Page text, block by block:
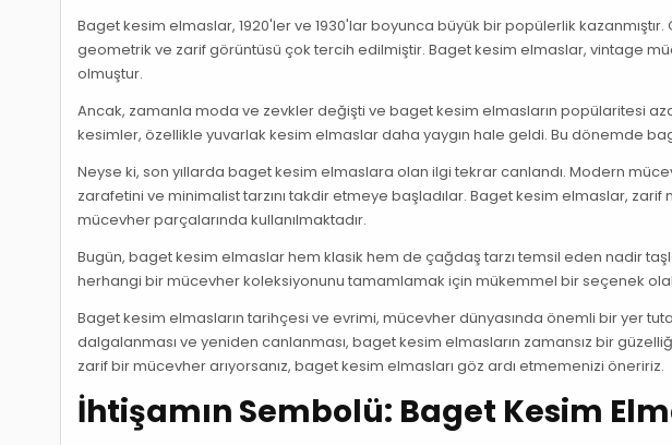
Baget kesim elmaslar, 1920'ler ve 1930'lar boyunca büyük bir popülerlik
geometrik ve zarif görüntüsü çok tercih edilmiştir. Baget kesim elmaslar, vintage
olmuştur.
Ancak, zamanla moda ve zevkler değişti ve baget kesim elmasların popülaritesi
kesimler, özellikle yuvarlak kesim elmaslar daha yaygın hale geldi. Bu dönemde
Neyse ki, son yıllarda baget kesim elmaslara olan ilgi tekrar canlandı. Modern
zarafetini ve minimalist tarzını takdir etmeye başladılar. Baget kesim elmaslar,
mücevher parçalarında kullanılmaktadır.
Bugün, baget kesim elmaslar hem klasik hem de çağdaş tarzı temsil eden nadir
herhangi bir mücevher koleksiyonunu tamamlamak için mükemmel bir seçenek
Baget kesim elmasların tarihçesi ve evrimi, mücevher dünyasında önemli bir yer
dalgalanması ve yeniden canlanması, baget kesim elmasların zamansız bir
zarif bir mücevher arıyorsanız, baget kesim elmasları göz ardı etmemenizi öneririz.
İhtişamın Sembolü: Baget Kesim